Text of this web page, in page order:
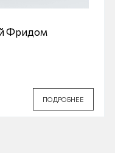
Фридом
ПОДРОБНЕЕ